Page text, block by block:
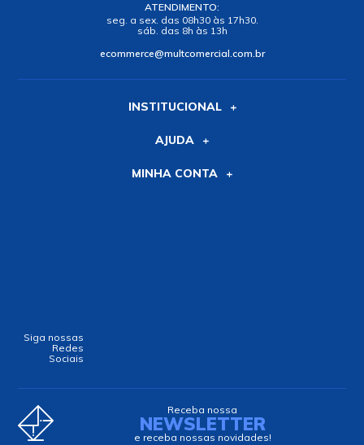
ATENDIMENTO:
seg. a sex. das 08h30 às 17h30.
sáb. das 8h às 13h
ecommerce@multcomercial.com.br
INSTITUCIONAL
AJUDA
MINHA CONTA
Siga nossas
Redes
Sociais
Receba nossa
NEWSLETTER
e receba nossas novidades!